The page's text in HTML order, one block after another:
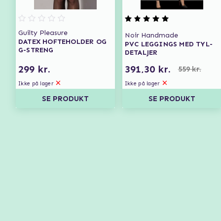
Guilty Pleasure
DATEX HOFTEHOLDER OG
G-STRENG
299 kr.
Ikke på lager
SE PRODUKT
Noir Handmade
PVC LEGGINGS MED TYL-
DETALJER
391,30 kr. 559 kr.
Ikke på lager
SE PRODUKT